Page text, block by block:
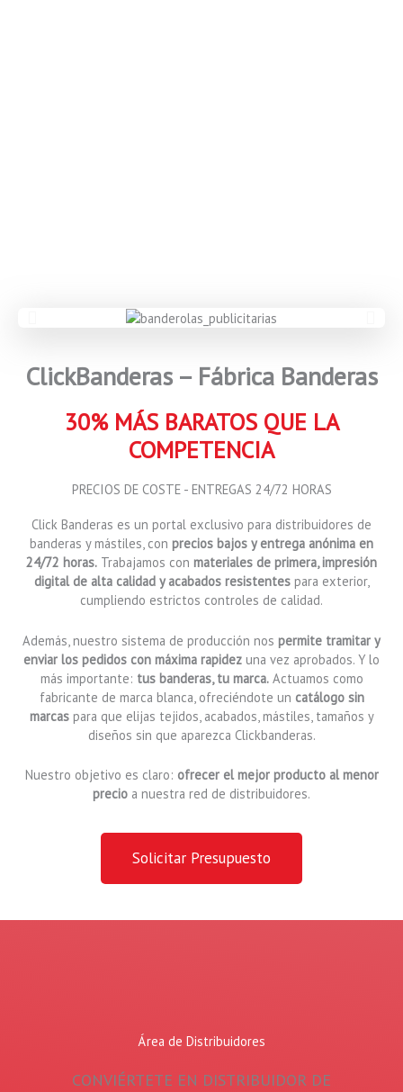
ClickBanderas – Fábrica Banderas
30% MÁS BARATOS QUE LA
COMPETENCIA
PRECIOS DE COSTE - ENTREGAS 24/72 HORAS​
Click Banderas es un portal exclusivo para distribuidores de
banderas y mástiles, con precios bajos y entrega anónima en
24/72 horas. Trabajamos con materiales de primera, impresión
digital de alta calidad y acabados resistentespara exterior,
cumpliendo estrictos controles de calidad.
Además, nuestro sistema de producción nos permite tramitar y
enviar los pedidos con máxima rapidez una vez aprobados. Y lo
más importante: tus banderas, tu marca.Actuamos como
fabricante de marca blanca, ofreciéndote un catálogo sin
marcaspara que elijas tejidos, acabados, mástiles, tamaños y
diseños sin que aparezca Clickbanderas.
Nuestro objetivo es claro: ofrecer el mejor producto al menor
precio a nuestra red de distribuidores.
Solicitar Presupuesto
Área de Distribuidores
CONVIÉRTETE EN DISTRIBUIDOR DE